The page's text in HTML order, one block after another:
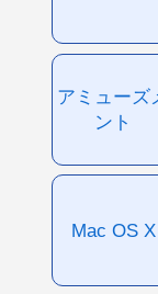
アミューズ
ント
Mac OS X